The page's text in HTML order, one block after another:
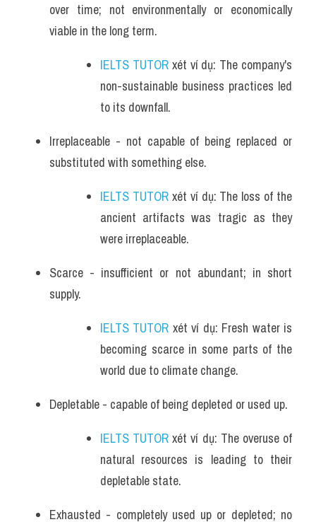
over time; not environmentally or economically
viable in the long term.
IELTS TUTOR xét ví dụ: The company's
non-sustainable business practices led
to its downfall.
Irreplaceable - not capable of being replaced or
substituted with something else.
IELTS TUTOR xét ví dụ: The loss of the
ancient artifacts was tragic as they
were irreplaceable.
Scarce - insufficient or not abundant; in short
supply.
IELTS TUTOR xét ví dụ: Fresh water is
becoming scarce in some parts of the
world due to climate change.
Depletable - capable of being depleted or used up.
IELTS TUTOR xét ví dụ: The overuse of
natural resources is leading to their
depletable state.
Exhausted - completely used up or depleted; no